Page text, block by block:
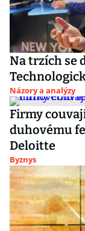
Na trzích se
Názory a analýzy
Firmy
duhovému
Deloitte
Byznys